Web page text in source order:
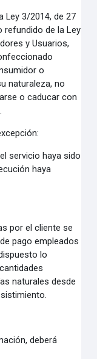
Ley 3/2014, de 27
refundido de la Ley
y Usuarios,
o
naturaleza, no
o caducar con
servicio haya sido
haya
por el cliente se
pagoempleados
lo
naturales desde
deberá